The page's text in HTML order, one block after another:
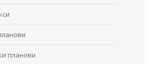
планови